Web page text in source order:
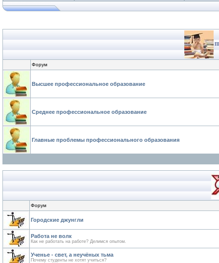
Форум
Высшее профессиональное образование
Среднее профессиональное образование
Главные проблемы профессионального образования
Форум
Городские джунгли
Работа не волк
Как не работать на работе? Делимся опытом.
Ученье - свет, а неучёных тьма
Почему студенты не хотят учиться?